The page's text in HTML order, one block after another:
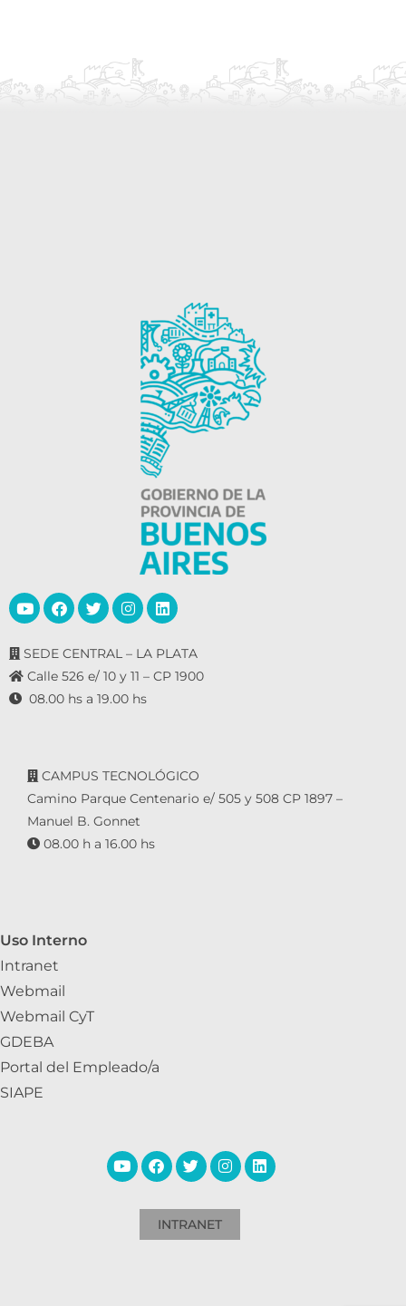
SEDE CENTRAL – LA PLATA
Calle 526 e/ 10 y 11 – CP 1900
08.00 hs a 19.00 hs
CAMPUS TECNOLÓGICO
Camino Parque Centenario e/ 505 y 508 CP 1897 –
Manuel B. Gonnet
08.00 h a 16.00 hs
Uso Interno
Intranet
Webmail
Webmail CyT
GDEBA
Portal del Empleado/a
SIAPE
INTRANET